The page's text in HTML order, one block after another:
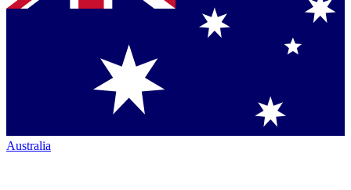
Australia